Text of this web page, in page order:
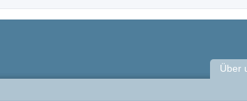
Über